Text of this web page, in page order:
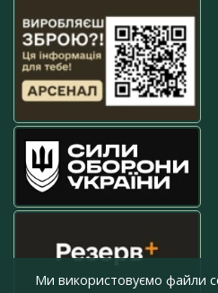
Ми використовуємо файли